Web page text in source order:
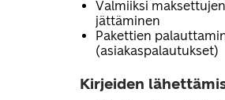
Valmiiksi
jättäminen
Pakettien
(asiakaspalautukset)
Kirjeiden